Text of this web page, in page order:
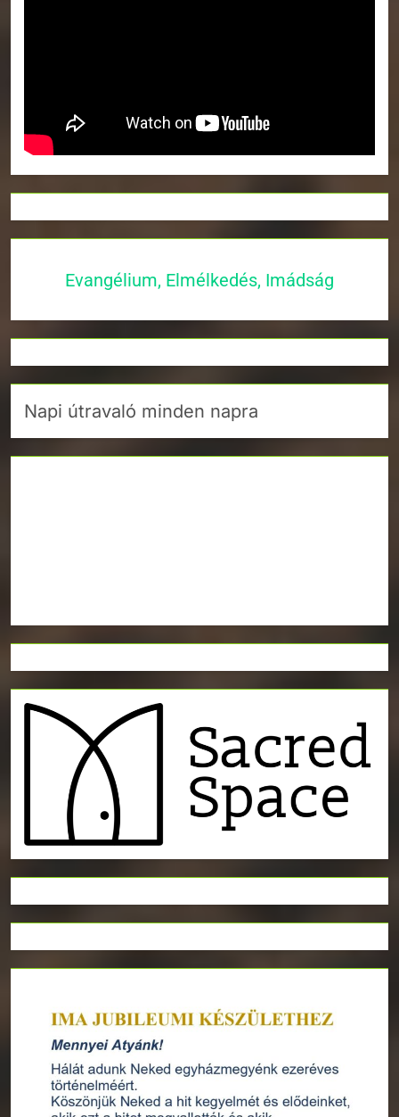
Evangélium, Elmélkedés, Imádság
Napi útravaló minden napra